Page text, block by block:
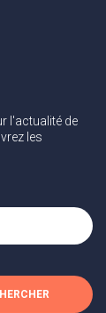
l'actualité de
les